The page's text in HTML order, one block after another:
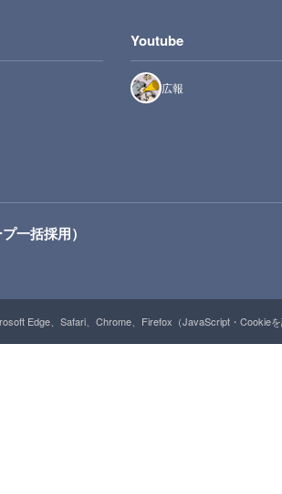
Youtube
広報
一括採用）
Edge、Safari、Chrome、Firefox（JavaScript・Cookie